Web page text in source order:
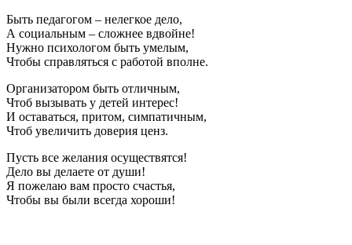
Быть педагогом – нелегкое дело,
А социальным – сложнее вдвойне!
Нужно психологом быть умелым,
Чтобы справляться с работой вполне.
Организатором быть отличным,
Чтоб вызывать у детей интерес!
И оставаться, притом, симпатичным,
Чтоб увеличить доверия ценз.
Пусть все желания осуществятся!
Дело вы делаете от души!
Я пожелаю вам просто счастья,
Чтобы вы были всегда хороши!